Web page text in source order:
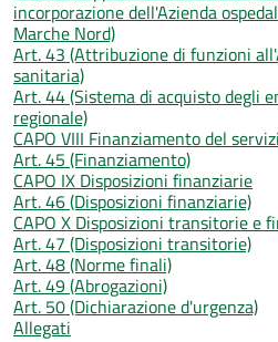
incorporazione dell'Azienda
Marche Nord)
Art. 43 (Attribuzione di funzioni
sanitaria)
Art. 44 (Sistema di acquisto degli
regionale)
CAPO VIII Finanziamento del
Art. 45 (Finanziamento)
CAPO IX Disposizioni finanziarie
Art. 46 (Disposizioni finanziarie)
CAPO X Disposizioni transitorie e
Art. 47 (Disposizioni transitorie)
Art. 48 (Norme finali)
Art. 49 (Abrogazioni)
Art. 50 (Dichiarazione d'urgenza)
Allegati